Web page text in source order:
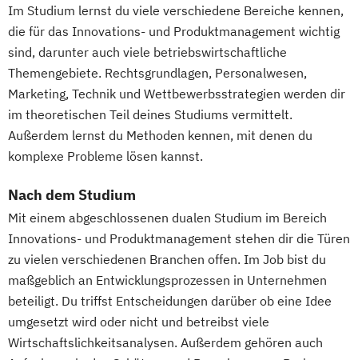
Integrated Engineering Intensive Care
Marketing Maschinenbau
Master of Business Administration
Media and Data-driven Business
Personalmanagement und
Planung und Koordination in der Sozialen
Rechnungswesen Steuern Wirtschaftsrecht
Sales and Negotiation
Soziale Arbeit in der Migrationsgesellschaft
Supply Chain Management
Logistics
Production
Wirtschaftsinformatik
Wirtschaftsingenieurwesen
Im Studium lernst du viele verschiedene Bereiche kennen,
die für das Innovations- und Produktmanagement wichtig
sind, darunter auch viele betriebswirtschaftliche
Themengebiete. Rechtsgrundlagen, Personalwesen,
Marketing, Technik und Wettbewerbsstrategien werden dir
im theoretischen Teil deines Studiums vermittelt.
Außerdem lernst du Methoden kennen, mit denen du
komplexe Probleme lösen kannst.
Nach dem Studium
Mit einem abgeschlossenen dualen Studium im Bereich
Innovations- und Produktmanagement stehen dir die Türen
zu vielen verschiedenen Branchen offen. Im Job bist du
maßgeblich an Entwicklungsprozessen in Unternehmen
beteiligt. Du triffst Entscheidungen darüber ob eine Idee
umgesetzt wird oder nicht und betreibst viele
Wirtschaftslichkeitsanalysen. Außerdem gehören auch